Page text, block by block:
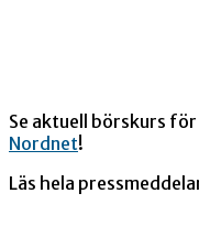
Se aktuell börskurs
Nordnet!
Läs hela